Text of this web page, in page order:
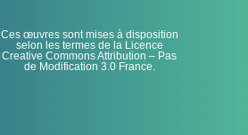
Ces œuvres sont mises à disposition
selon les termes de la Licence
Creative Commons Attribution – Pas
de Modification 3.0 France.